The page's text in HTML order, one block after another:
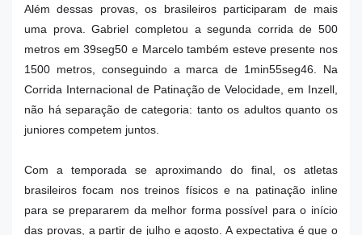
Além dessas provas, os brasileiros participaram de mais
uma prova. Gabriel completou a segunda corrida de 500
metros em 39seg50 e Marcelo também esteve presente nos
1500 metros, conseguindo a marca de 1min55seg46. Na
Corrida Internacional de Patinação de Velocidade, em Inzell,
não há separação de categoria: tanto os adultos quanto os
juniores competem juntos.
Com a temporada se aproximando do final, os atletas
brasileiros focam nos treinos físicos e na patinação inline
para se prepararem da melhor forma possível para o início
das provas, a partir de julho e agosto. A expectativa é que o